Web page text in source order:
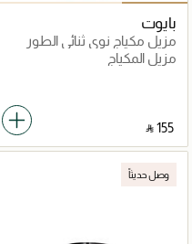
بايوت
مزيل مكياج نوي ثنائي الطور
مزيل المكياج
‎ ⃁ ⁦155⁩ ‎
وصل حديثاً